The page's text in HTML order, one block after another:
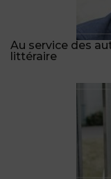
Au service des
littéraire